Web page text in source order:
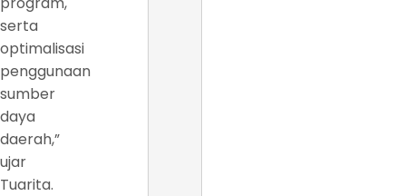
serta
optimalisasi
penggunaan
sumber
daya
daerah,”
ujar
Tuarita.